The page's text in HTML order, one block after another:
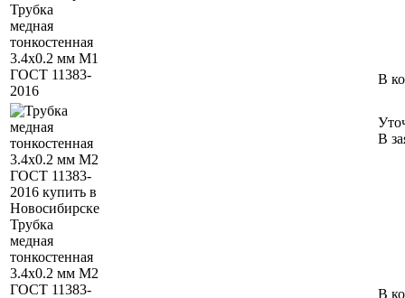
Трубка
медная
тонкостенная
3.4х0.2 мм М1
ГОСТ 11383-
2016
В
Трубка
медная
тонкостенная
3.4х0.2 мм М2
ГОСТ 11383-
В
В